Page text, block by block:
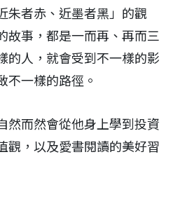
朱者赤、近墨者黑」的觀
故事，都是一而再、再而三
的人，就會受到不一樣的影
不一樣的路徑。
然而然會從他身上學到投資
觀，以及愛書閱讀的美好習